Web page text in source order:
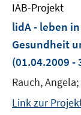
IAB-Projekt
lidA - leben
Gesundheit
(01.04.2009 -
Rauch, Angela;
Link zur